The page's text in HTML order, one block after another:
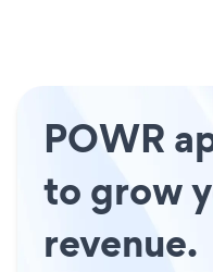
POWR
to grow
revenue.